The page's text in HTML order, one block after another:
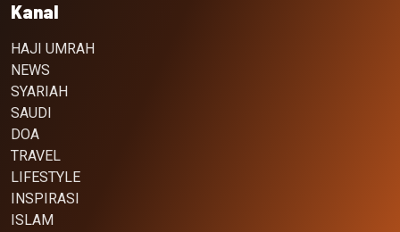
Kanal
HAJI UMRAH
NEWS
SYARIAH
SAUDI
DOA
TRAVEL
LIFESTYLE
INSPIRASI
ISLAM